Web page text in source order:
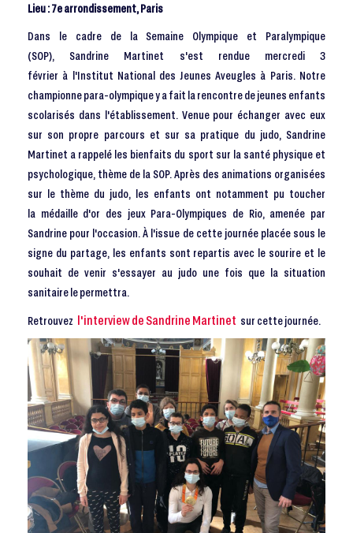
Lieu : 7e arrondissement, Paris
Dans le cadre de la Semaine Olympique et Paralympique
(SOP), Sandrine Martinet s'est rendue mercredi 3
février à l'Institut National des Jeunes Aveugles à Paris. Notre
championne para-olympique y a fait la rencontre de jeunes enfants
scolarisés dans l'établissement. Venue pour échanger avec eux
sur son propre parcours et sur sa pratique du judo, Sandrine
Martinet a rappelé les bienfaits du sport sur la santé physique et
psychologique, thème de la SOP. Après des animations organisées
sur le thème du judo, les enfants ont notamment pu toucher
la médaille d'or des jeux Para-Olympiques de Rio, amenée par
Sandrine pour l'occasion. À l'issue de cette journée placée sous le
signe du partage, les enfants sont repartis avec le sourire et le
souhait de venir s'essayer au judo une fois que la situation
sanitaire le permettra.
Retrouvez l'interview de Sandrine Martinet sur cette journée.